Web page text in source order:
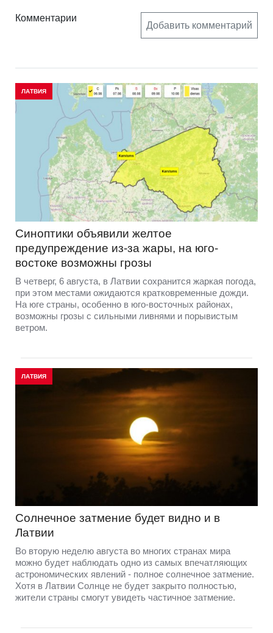
Комментарии
Добавить комментарий
ЛАТВИЯ
Синоптики объявили желтое
предупреждение из-за жары, на юго-
востоке возможны грозы
В четверг, 6 августа, в Латвии сохранится жаркая погода,
при этом местами ожидаются кратковременные дожди.
На юге страны, особенно в юго-восточных районах,
возможны грозы с сильными ливнями и порывистым
ветром.
ЛАТВИЯ
Солнечное затмение будет видно и в
Латвии
Во вторую неделю августа во многих странах мира
можно будет наблюдать одно из самых впечатляющих
астрономических явлений - полное солнечное затмение.
Хотя в Латвии Солнце не будет закрыто полностью,
жители страны смогут увидеть частичное затмение.